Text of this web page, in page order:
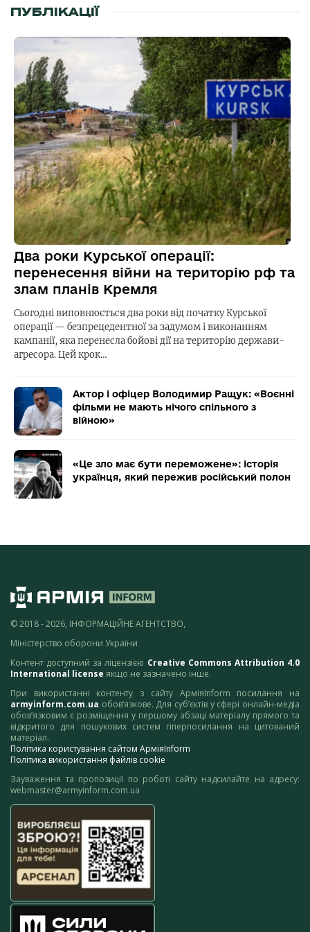
ПУБЛІКАЦІЇ
Два роки Курської операції:
перенесення війни на територію рф та
злам планів Кремля
Сьогодні виповнюється два роки від початку Курської
операції — безпрецедентної за задумом і виконанням
кампанії, яка перенесла бойові дії на територію держави-
агресора. Цей крок…
Актор і офіцер Володимир Ращук: «Воєнні
фільми не мають нічого спільного з
війною»
«Це зло має бути переможене»: історія
українця, який пережив російський полон
© 2018 - 2026, ІНФОРМАЦІЙНЕ АГЕНТСТВО,
Міністерство оборони України
Контент доступний за ліцензією Creative Commons Attribution 4.0
International license якщо не зазначено інше.
При використанні контенту з сайту АрміяInform посилання на
armyinform.com.ua обов’язкове. Для суб’єктів у сфері онлайн-медіа
обов’язковим є розміщення у першому абзаці матеріалу прямого та
відкритого для пошукових систем гіперпосилання на цитований
матеріал.
Політика користування сайтом АрміяInform
Політика використання файлів cookie
Зауваження та пропозиції по роботі сайту надсилайте на адресу:
webmaster@armyinform.com.ua